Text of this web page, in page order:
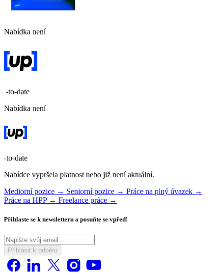
Nabídka není
-to-date
Nabídka není
-to-date
Nabídce vypršela platnost nebo již není aktuální.
Mediorní pozice → Seniorní pozice → Práce na plný úvazek →
Práce na HPP → Freelance práce →
Přihlaste se k newsletteru a posuňte se vpřed!
Přihlásit k odběru